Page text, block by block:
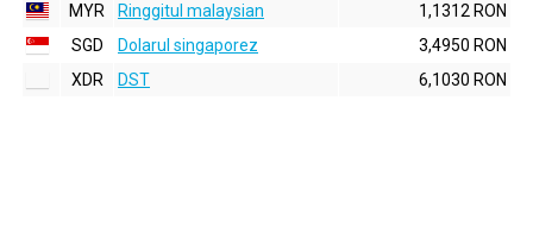
MYR
Ringgitul malaysian
1,1312 RON
SGD
Dolarul singaporez
3,4950 RON
XDR
DST 6,1030 RON